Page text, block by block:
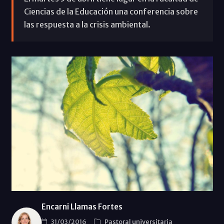
Ciencias de la Educación una conferencia sobre
las respuesta a la crisis ambiental.
Encarni Llamas Fortes
31/03/2016 Pastoral universitaria